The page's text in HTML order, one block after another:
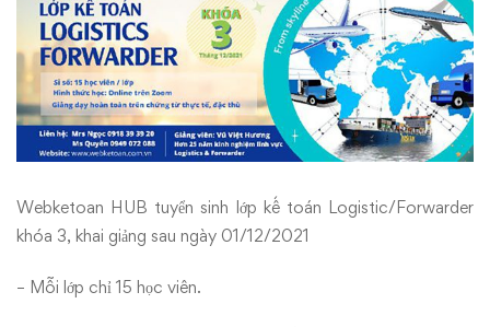
Webketoan HUB tuyển sinh lớp kế toán Logistic/Forwarder
khóa 3, khai giảng sau ngày 01/12/2021
– Mỗi lớp chỉ 15 học viên.